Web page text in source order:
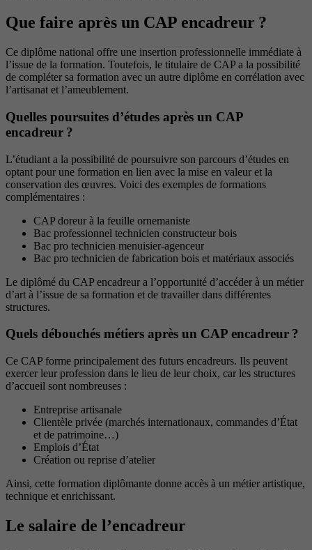
Que faire après un CAP encadreur ?
Ce diplôme national offre une insertion professionnelle immédiate à
l’issue de la formation. Toutefois, le titulaire de CAP a la possibilité
de compléter sa formation avec un autre diplôme en corrélation avec
l’artisanat et l’ameublement.
Quelles poursuites d’études après un CAP
encadreur ?
L’étudiant a la possibilité de poursuivre son parcours d’études en
optant pour une formation en lien avec la mise en valeur et la
conservation des œuvres. Voici des exemples de formations
complémentaires :
CAP doreur à la feuille ornemaniste
Bac professionnel technicien constructeur bois
Bac pro technicien menuisier-agenceur
Bac pro technicien de fabrication bois et matériaux associés
Le diplômé du CAP encadreur a l’opportunité d’accéder à un métier
d’art à l’issue de sa formation et de travailler dans différentes
structures.
Quels débouchés métiers après un CAP encadreur ?
Ce CAP forme principalement des futurs encadreurs. Ils peuvent
exercer leur profession dans le lieu de leur choix, car les structures
d’accueil sont nombreuses :
Entreprise artisanale
Clientèle privée (marchés internationaux, commandes d’État
et de patrimoine…)
Emplois d’État
Création ou reprise d’atelier
Ainsi, cette formation diplômante donne accès à un métier artistique,
technique et enrichissant.
Le salaire de l’encadreur